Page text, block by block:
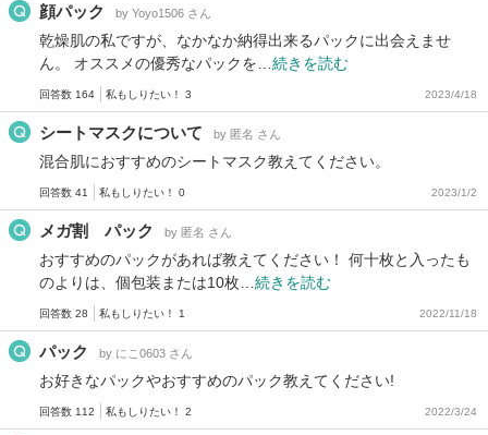
顔パック by Yoyo1506 さん
乾燥肌の私ですが、なかなか納得出来るパックに出会えませ
ん。 オススメの優秀なパックを… 続きを読む
回答数 164 私もしりたい！ 3 2023/4/18
シートマスクについて by 匿名 さん
混合肌におすすめのシートマスク教えてください。
回答数 41 私もしりたい！ 0 2023/1/2
メガ割 パック by 匿名 さん
おすすめのパックがあれば教えてください！ 何十枚と入ったも
のよりは、個包装または10枚… 続きを読む
回答数 28 私もしりたい！ 1 2022/11/18
パック by にこ0603 さん
お好きなパックやおすすめのパック教えてください!
回答数 112 私もしりたい！ 2 2022/3/24